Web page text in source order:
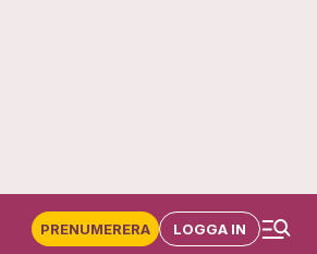
PRENUMERERA LOGGA IN